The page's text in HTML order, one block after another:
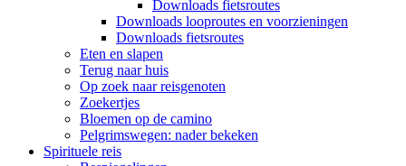
Downloads fietsroutes
Downloads looproutes en voorzieningen
Downloads fietsroutes
Eten en slapen
Terug naar huis
Op zoek naar reisgenoten
Zoekertjes
Bloemen op de camino
Pelgrimswegen: nader bekeken
Spirituele reis